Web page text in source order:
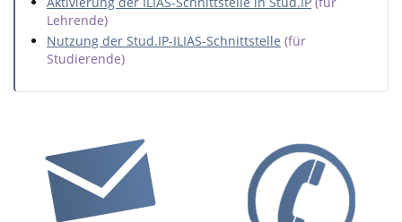
Lehrende)
Nutzung der Stud.IP-ILIAS-Schnittstelle (für
Studierende)